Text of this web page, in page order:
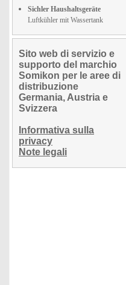
Sichler Haushaltsgeräte
Luftkühler mit Wassertank
Sito web di servizio e
supporto del marchio
Somikon per le aree di
distribuzione
Germania, Austria e
Svizzera
Informativa sulla
privacy
Note legali